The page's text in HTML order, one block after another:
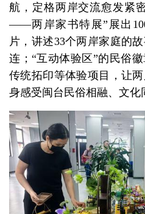
航，定格两岸交流愈发紧
——两岸家书特展”展出
片，讲述33个两岸家庭的
连；“互动体验区”的民俗
传统拓印等体验项目，让
身感受闽台民俗相融、文化